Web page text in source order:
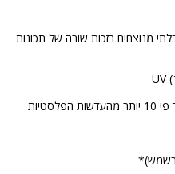
מנוצחים בזכות שורה של תכונות
עמידות גבוהה בפני פגיעות – עד פי 10 יותר מהעדשות הפלסטיות
בשמש)*